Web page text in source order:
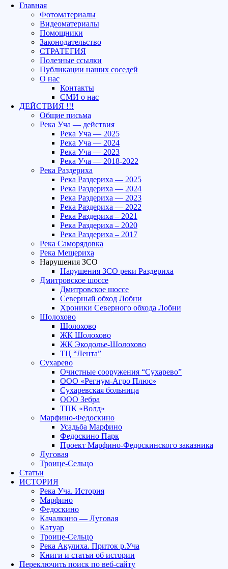
Главная
Фотоматериалы
Видеоматериалы
Помощники
Законодательство
СТРАТЕГИЯ
Полезные ссылки
Публикации наших соседей
О нас
Контакты
СМИ о нас
ДЕЙСТВИЯ !!!
Общие письма
Река Уча — действия
Река Уча — 2025
Река Уча — 2024
Река Уча — 2023
Река Уча — 2018-2022
Река Раздериха
Река Раздериха — 2025
Река Раздериха — 2024
Река Раздериха — 2023
Река Раздериха — 2022
Река Раздериха – 2021
Река Раздериха – 2020
Река Раздериха – 2017
Река Саморядовка
Река Мещериха
Нарушения ЗСО
Нарушения ЗСО реки Раздериха
Дмитровское шоссе
Дмитровское шоссе
Северный обход Лобни
Хроники Северного обхода Лобни
Шолохово
Шолохово
ЖК Шолохово
ЖК Экодолье-Шолохово
ТЦ “Лента”
Сухарево
Очистные сооружения “Сухарево”
ООО «Регнум-Агро Плюс»
Сухаревская больница
ООО Зебра
ТПК «Волд»
Марфино-Федоскино
Усадьба Марфино
Федоскино Парк
Проект Марфино-Федоскинского заказника
Луговая
Троице-Сельцо
Статьи
ИСТОРИЯ
Река Уча. История
Марфино
Федоскино
Качалкино — Луговая
Катуар
Троице-Сельцо
Река Акулиха. Приток р.Уча
Книги и статьи об истории
Переключить поиск по веб-сайту